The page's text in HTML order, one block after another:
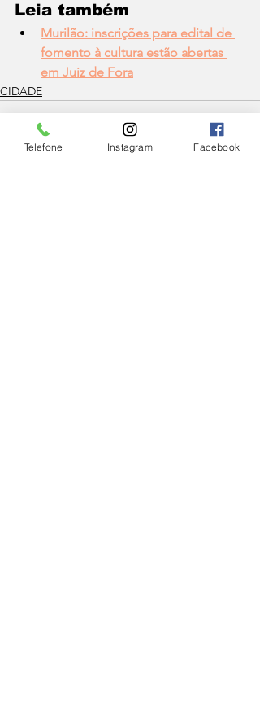
Leia também
Murilão: inscrições para edital de
fomento à cultura estão abertas
em Juiz de Fora
CIDADE
Telefone Instagram Facebook